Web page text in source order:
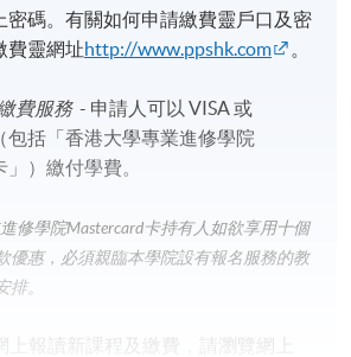
密碼。有關如何申請繳費靈戶口及密
費靈網址http://www.ppshk.com 。
費服務- 申請人可以 VISA 或
包括「香港大學專業進修學院
）繳付學費。
修學院Mastercard卡持有人如欲享用十個
優惠，必須親臨本學院設有報名服務的教
。
上報讀新課程及繳費，請瀏覽網上